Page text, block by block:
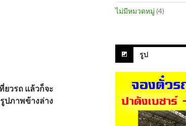
วรถ แล้วก็จะ
ปภาพข้างล่าง
ไม่มีหมวดหมู่ (4)
รูป